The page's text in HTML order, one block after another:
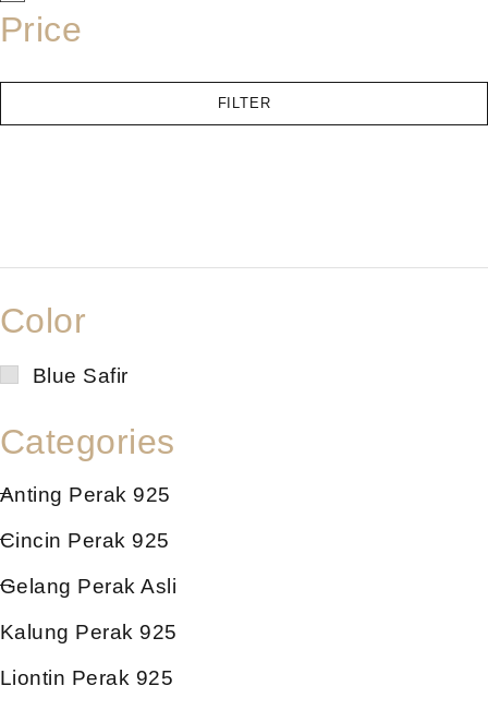
Price
FILTER
Color
Blue Safir
Categories
Anting Perak 925
Cincin Perak 925
Gelang Perak Asli
Kalung Perak 925
Liontin Perak 925